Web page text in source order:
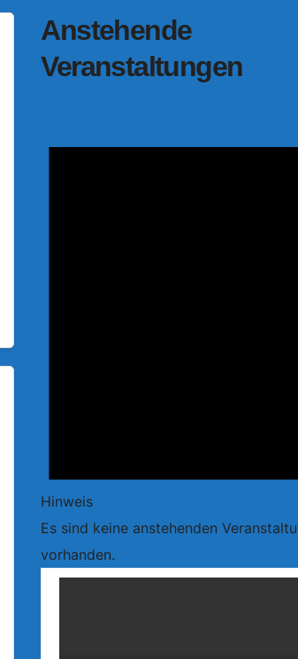
Anstehende
Veranstaltungen
Hinweis
Es sind keine anstehenden
vorhanden.